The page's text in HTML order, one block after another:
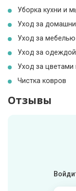
Уборка кухни и
Уход за
Уход за мебелью
Уход за
Уход за цветами
Чистка ковров
Отзывы